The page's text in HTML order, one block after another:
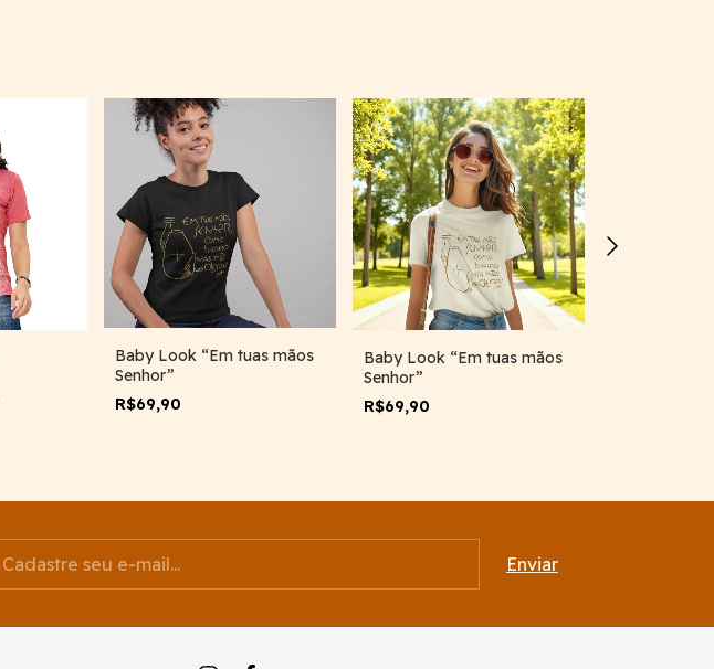
Baby Look “Em tuas mãos
Senhor”
R$69,90
Baby Look “Em tuas mãos
Senhor”
R$69,90